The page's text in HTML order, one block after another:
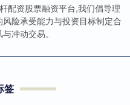
配资股票融资平台,我们倡导理
险承受能力与投资目标制定合
冲动交易。
签